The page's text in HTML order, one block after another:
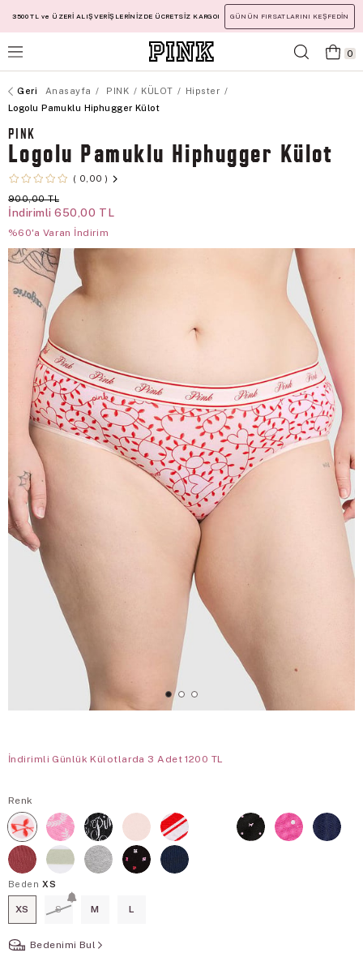
3500 TL ve ÜZERİ ALIŞVERİŞLERİNİZDE ÜCRETSİZ KARGO! GÜNÜN FIRSATLARINI KEŞFEDİN
0
Anasayfa PINK KÜLOT
Hipster
Logolu Pamuklu Hiphugger Külot
PINK
Logolu Pamuklu Hiphugger Külot
0,00
900,00 TL
İndirimli 650,00 TL
%60'a Varan İndirim
İndirimli Günlük Külotlarda 3 Adet 1200 TL
Renk
Beden XS
XS S M L
Bedenimi Bul